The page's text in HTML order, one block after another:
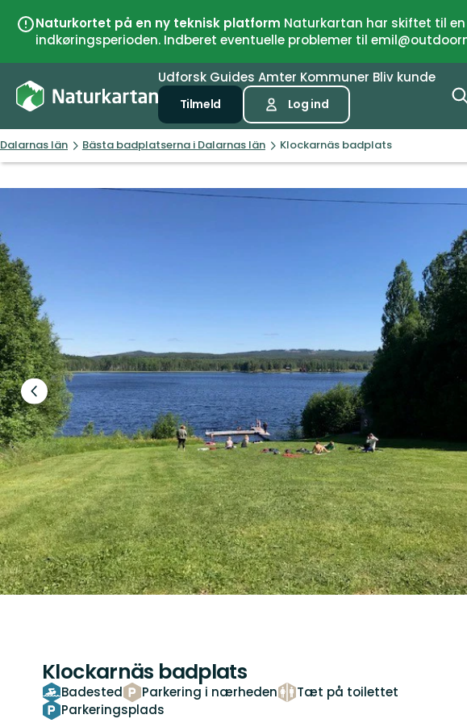
Naturkortet på en ny teknisk platform Naturkartan har skiftet til
indkøringsperioden. Indberet eventuelle problemer til
Udforsk Guides Amter Kommuner Bliv kunde
Tilmeld Log ind
Dalarnas län Bästa badplatserna i Dalarnas län Klockarnäs badplats
Forrige
slide
Klockarnäs badplats
Badested Parkering i nærheden
Tæt på toilettet
Parkeringsplads